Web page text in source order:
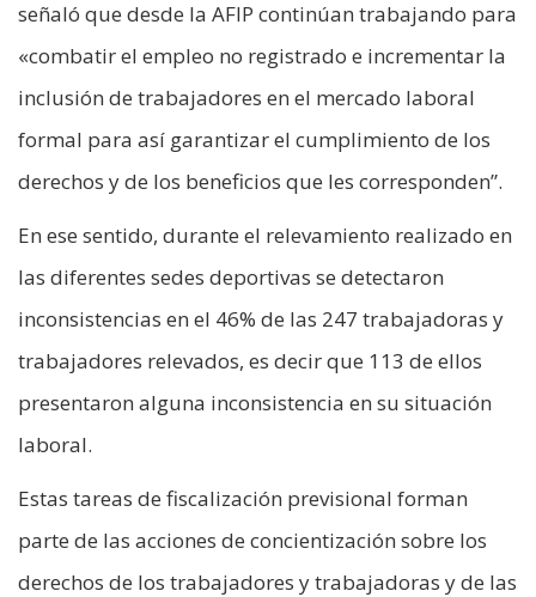
señaló que desde la AFIP continúan trabajando para
«combatir el empleo no registrado e incrementar la
inclusión de trabajadores en el mercado laboral
formal para así garantizar el cumplimiento de los
derechos y de los beneficios que les corresponden”.
En ese sentido, durante el relevamiento realizado en
las diferentes sedes deportivas se detectaron
inconsistencias en el 46% de las 247 trabajadoras y
trabajadores relevados, es decir que 113 de ellos
presentaron alguna inconsistencia en su situación
laboral.
Estas tareas de fiscalización previsional forman
parte de las acciones de concientización sobre los
derechos de los trabajadores y trabajadoras y de las